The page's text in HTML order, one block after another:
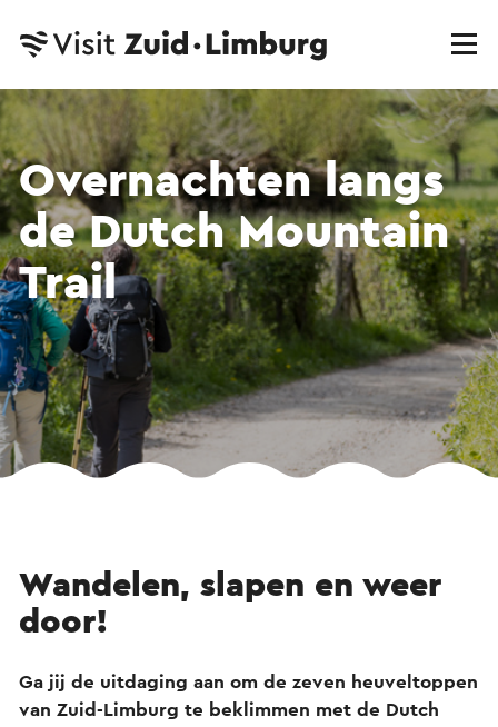
Overnachten langs
de Dutch Mountain
Trail
Wandelen, slapen en weer
door!
Ga jij de uitdaging aan om de zeven heuveltoppen
van Zuid-Limburg te beklimmen met de Dutch